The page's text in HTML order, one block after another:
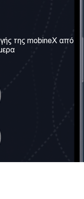
& Προϋποθέσεις
Απορρήτου
Δίκτυα
της mobineX από